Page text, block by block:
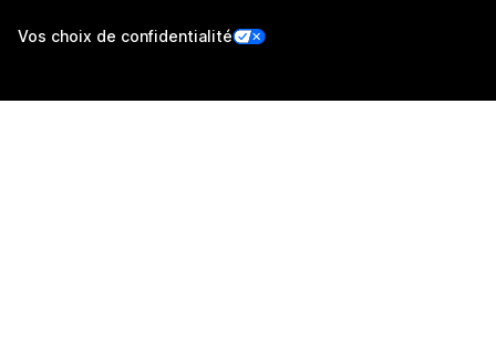
Vos choix de confidentialité